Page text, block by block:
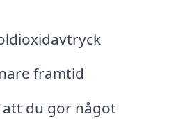
framtid
att du gör något